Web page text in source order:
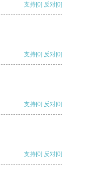
支持[0] 反对[0]
支持[0] 反对[0]
支持[0] 反对[0]
支持[0] 反对[0]